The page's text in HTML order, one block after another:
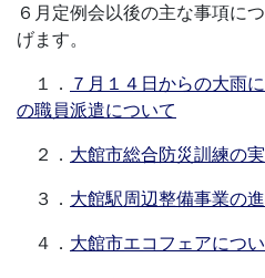
６月定例会以後の主な事項に
げます。
１． ７月１４日からの大雨
の職員派遣について
２． 大館市総合防災訓練の
３． 大館駅周辺整備事業の
４． 大館市エコフェアにつ